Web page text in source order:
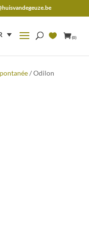
(0)
/ Odilon